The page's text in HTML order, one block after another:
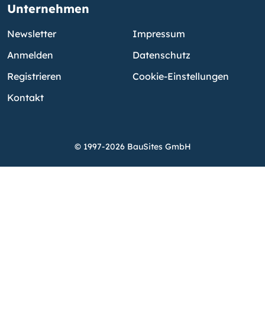
Unternehmen
Newsletter
Anmelden
Registrieren
Kontakt
Impressum
Datenschutz
Cookie-Einstellungen
© 1997-2026 BauSites GmbH